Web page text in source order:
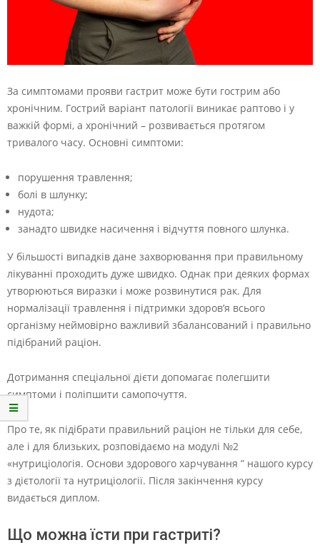
За симптомами прояви гастрит може бути гострим або
хронічним. Гострий варіант патології виникає раптово і у
важкій формі, а хронічний – розвивається протягом
тривалого часу. Основні симптоми:
порушення травлення;
болі в шлунку;
нудота;
занадто швидке насичення і відчуття повного шлунка.
У більшості випадків дане захворювання при правильному
лікуванні проходить дуже швидко. Однак при деяких формах
утворюються виразки і може розвинутися рак. Для
нормалізації травлення і підтримки здоров’я всього
організму неймовірно важливий збалансований і правильно
підібраний раціон.
Дотримання спеціальної дієти допомагає полегшити
симптоми і поліпшити самопочуття.
Про те, як підібрати правильний раціон не тільки для себе,
але і для близьких, розповідаємо на модулі №2
«нутриціологія. Основи здорового харчування ” нашого курсу
з дієтології та нутриціології. Після закінчення курсу
видається диплом.
Що можна їсти при гастриті?